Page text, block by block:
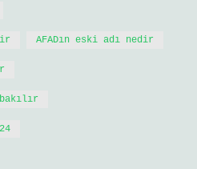
AFADın eski adı nedir